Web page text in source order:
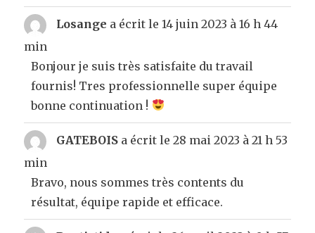
Losange a écrit le 14 juin 2023 à 16 h 44
min
Bonjour je suis très satisfaite du travail
fournis! Tres professionnelle super équipe
bonne continuation !
GATEBOIS a écrit le 28 mai 2023 à 21 h 53
min
Bravo, nous sommes très contents du
résultat, équipe rapide et efficace.